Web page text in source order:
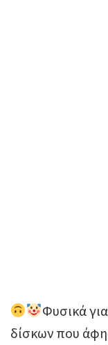
Φυσικά
δίσκων που